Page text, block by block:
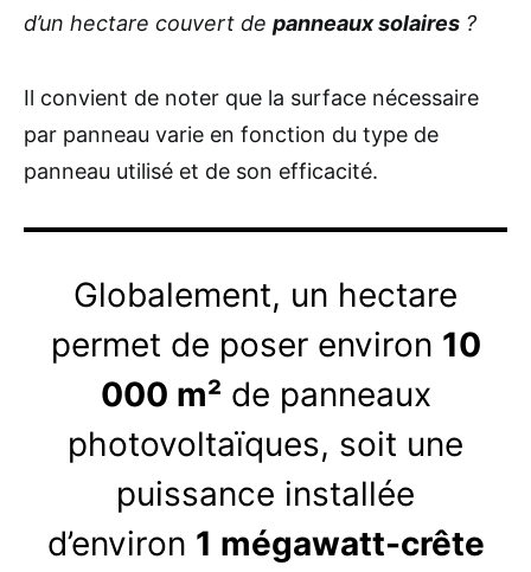
d’un hectare couvert de panneaux solaires ?
Il convient de noter que la surface nécessaire
par panneau varie en fonction du type de
panneau utilisé et de son efficacité.
Globalement, un hectare
permet de poser environ 10
000 m² de panneaux
photovoltaïques, soit une
puissance installée
d’environ 1 mégawatt-crête